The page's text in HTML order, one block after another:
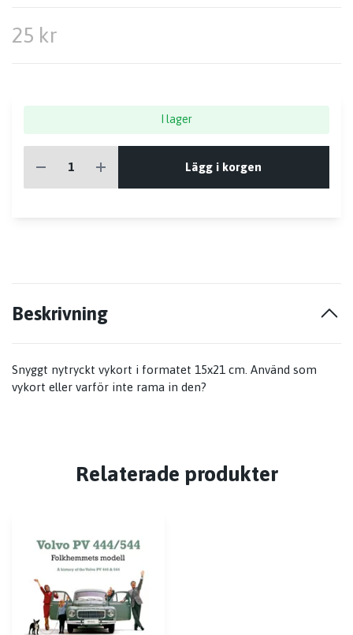
25 kr
I lager
Lägg i korgen
Beskrivning
Snyggt nytryckt vykort i formatet 15x21 cm. Använd som
vykort eller varför inte rama in den?
Relaterade produkter